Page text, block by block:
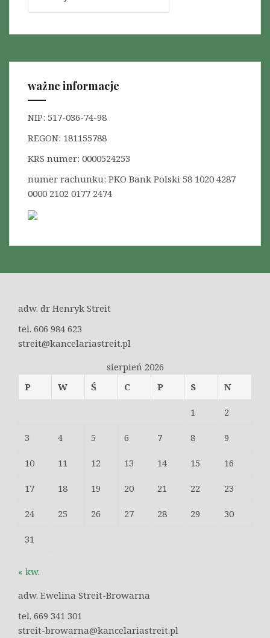
u
k
j
ważne informacje
NIP: 517-036-74-98
REGON: 181155788
KRS numer: 0000524253
numer rachunku: PKO Bank Polski 58 1020 4287
0000 2102 0177 2474
adw. dr Henryk Streit
tel. 606 984 623
streit@kancelariastreit.pl
sierpień 2026
P
W Ś C P S N
1 2
3 4 5 6 7 8 9
10 11 12 13 14 15 16
17 18 19 20 21 22 23
24 25 26 27 28 29 30
31
« kw.
adw. Ewelina Streit-Browarna
tel. 669 341 301
streit-browarna@kancelariastreit.pl